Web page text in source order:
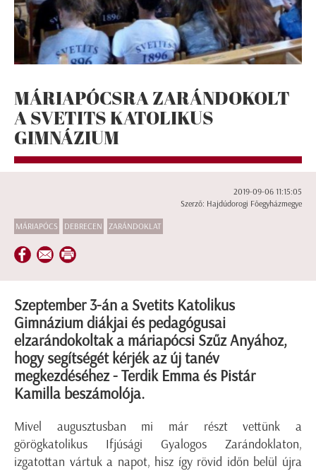
MÁRIAPÓCSRA ZARÁNDOKOLT
A SVETITS KATOLIKUS
GIMNÁZIUM
2019-09-06 11:15:05
Szerző: Hajdúdorogi Főegyházmegye
MÁRIAPÓCS DEBRECEN ZARÁNDOKLAT
Szeptember 3-án a Svetits Katolikus
Gimnázium diákjai és pedagógusai
elzarándokoltak a máriapócsi Szűz Anyához,
hogy segítségét kérjék az új tanév
megkezdéséhez - Terdik Emma és Pistár
Kamilla beszámolója.
Mivel augusztusban mi már részt vettünk a
görögkatolikus Ifjúsági Gyalogos Zarándoklaton,
izgatottan vártuk a napot, hisz így rövid időn belül újra